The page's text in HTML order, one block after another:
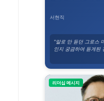
서현직
"말로 만 듣던 그로스
인지 궁금하여 듣게된
리더십 메시지